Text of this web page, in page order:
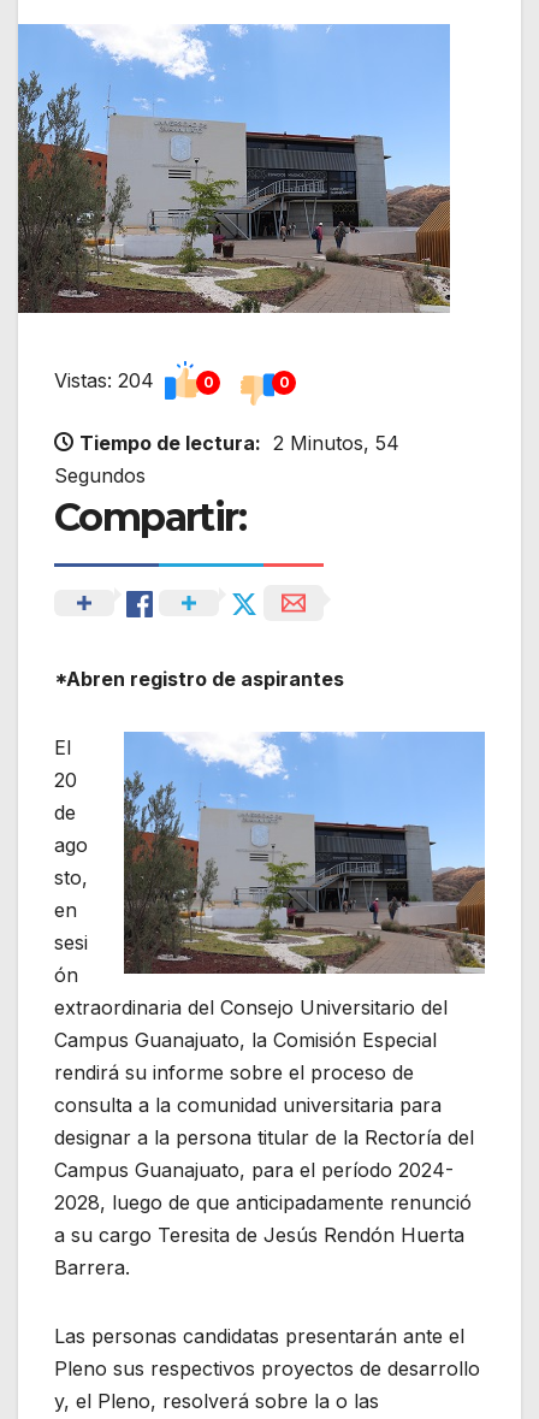
Vistas: 204 0 0
Tiempo de lectura: 2 Minutos, 54
Segundos
Compartir:
*Abren registro de aspirantes
El
20
de
ago
sto,
en
sesi
ón
extraordinaria del Consejo Universitario del
Campus Guanajuato, la Comisión Especial
rendirá su informe sobre el proceso de
consulta a la comunidad universitaria para
designar a la persona titular de la Rectoría del
Campus Guanajuato, para el período 2024-
2028, luego de que anticipadamente renunció
a su cargo Teresita de Jesús Rendón Huerta
Barrera.
Las personas candidatas presentarán ante el
Pleno sus respectivos proyectos de desarrollo
y, el Pleno, resolverá sobre la o las